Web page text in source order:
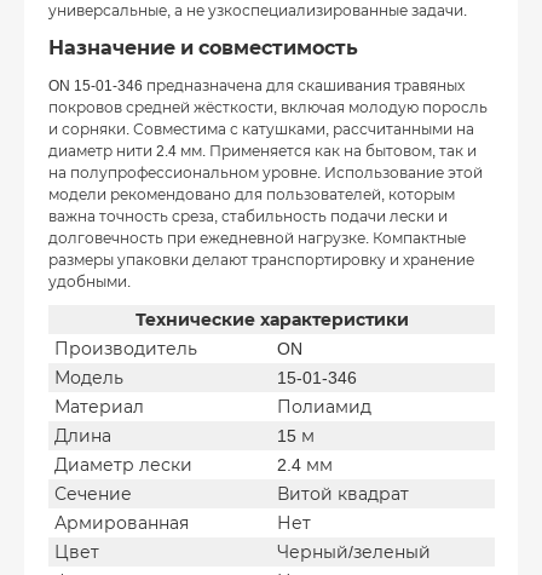
универсальные, а не узкоспециализированные задачи.
Назначение и совместимость
ON 15-01-346 предназначена для скашивания травяных
покровов средней жёсткости, включая молодую поросль
и сорняки. Совместима с катушками, рассчитанными на
диаметр нити 2.4 мм. Применяется как на бытовом, так и
на полупрофессиональном уровне. Использование этой
модели рекомендовано для пользователей, которым
важна точность среза, стабильность подачи лески и
долговечность при ежедневной нагрузке. Компактные
размеры упаковки делают транспортировку и хранение
удобными.
Технические характеристики
Производитель
ON
Модель
15-01-346
Материал
Полиамид
Длина
15 м
Диаметр лески
2.4 мм
Сечение
Витой квадрат
Армированная
Нет
Цвет
Черный/зеленый